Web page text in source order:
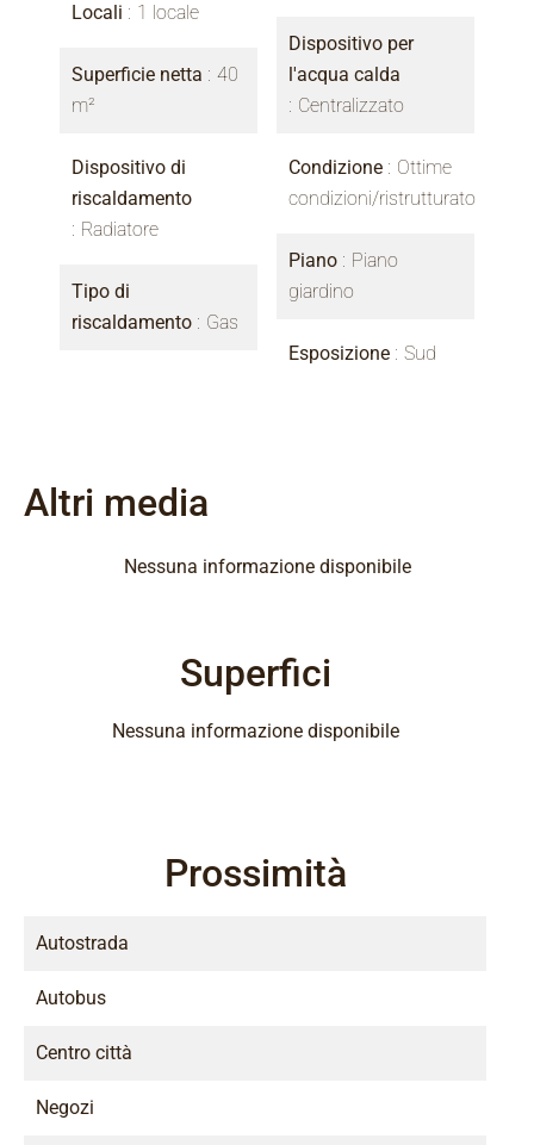
Locali 1 locale
Superficie netta
40
m²
Dispositivo di
riscaldamento
Radiatore
Tipo di
riscaldamento
Gas
Dispositivo per
l'acqua calda
Centralizzato
Condizione
Ottime
condizioni/ristrutturato
Piano
Piano
giardino
Esposizione Sud
Altri media
Nessuna informazione disponibile
Superfici
Nessuna informazione disponibile
Prossimità
Autostrada
Autobus
Centro città
Negozi